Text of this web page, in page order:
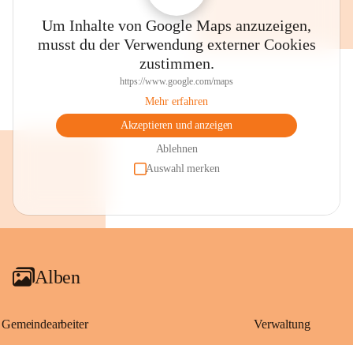
Um Inhalte von Google Maps anzuzeigen,
musst du der Verwendung externer Cookies
zustimmen.
https://www.google.com/maps
Mehr erfahren
Akzeptieren und anzeigen
Ablehnen
Auswahl merken
Alben
Gemeindearbeiter Verwaltung